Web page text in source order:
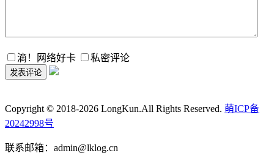
滴！网络好卡 私密评论
Copyright © 2018-2026 LongKun.All Rights Reserved. 萌ICP备
20242998号
联系邮箱：admin@lklog.cn